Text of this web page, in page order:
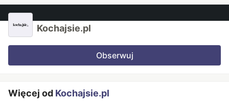
Kochajsie.pl
Obserwuj
Więcej od Kochajsie.pl